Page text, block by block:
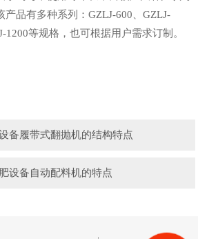
产品有多种系列：GZLJ-600、GZLJ-
1200等规格，也可根据用户需求订制。
备履带式翻抛机的结构特点
设备自动配料机的特点